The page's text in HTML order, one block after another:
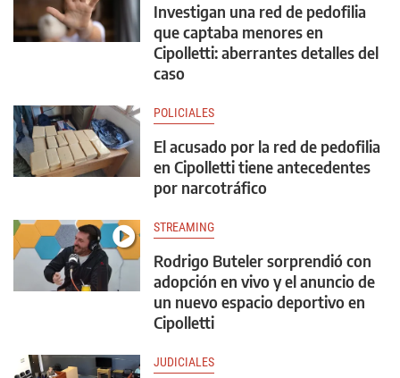
Investigan una red de pedofilia
que captaba menores en
Cipolletti: aberrantes detalles del
caso
POLICIALES
El acusado por la red de pedofilia
en Cipolletti tiene antecedentes
por narcotráfico
STREAMING
Rodrigo Buteler sorprendió con
adopción en vivo y el anuncio de
un nuevo espacio deportivo en
Cipolletti
JUDICIALES